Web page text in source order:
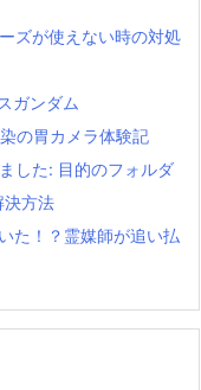
ズが使えない時の対処
ガンダム
の胃カメラ体験記
した: 目的のフォルダ
決方法
た！？霊媒師が追い払